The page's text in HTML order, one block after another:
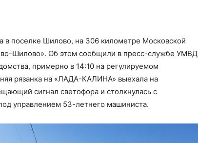
поселке Шилово, на 306 километре Московской
Шилово». Об этом сообщили в пресс-службе УМВД
примерно в 14:10 на регулируемом
рязанка на «ЛАДА-КАЛИНА» выехала на
сигнал светофора и столкнулась с
управлением 53-летнего машиниста.